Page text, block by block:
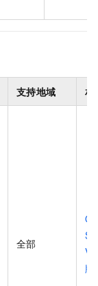
支持地域 相
全部
版